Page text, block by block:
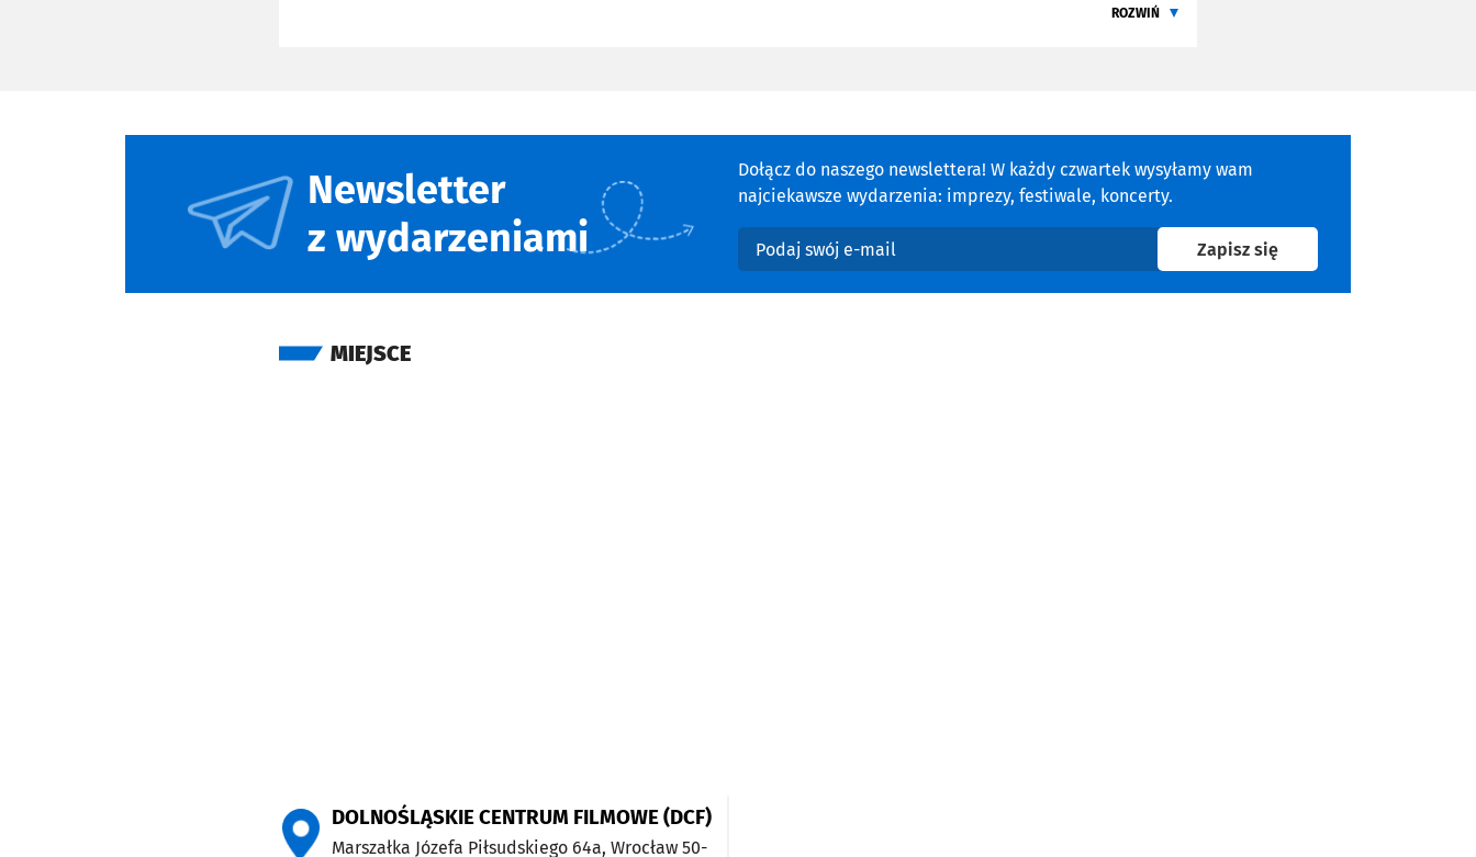
ROZWIŃ
Newsletter
z wydarzeniami
Dołącz do naszego newslettera! W każdy czwartek wysyłamy wam
najciekawsze wydarzenia: imprezy, festiwale, koncerty.
Podaj swój e-mail
Zapisz sięna newsletter
MIEJSCE
DOLNOŚLĄSKIE CENTRUM FILMOWE (DCF)
Marszałka Józefa Piłsudskiego 64a, Wrocław 50-